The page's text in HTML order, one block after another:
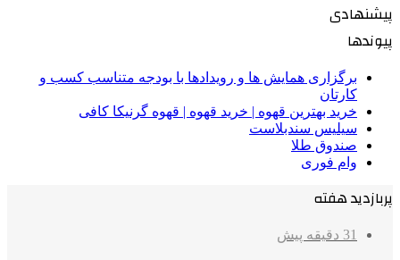
پیشنهادی
پیوندها
برگزاری همایش ها و رویدادها با بودجه متناسب کسب و
کارتان
خرید بهترین قهوه | خرید قهوه | قهوه گرنیکا کافی
سیلیس سندبلاست
صندوق طلا
وام فوری
پربازدید هفته
31 دقیقه پیش